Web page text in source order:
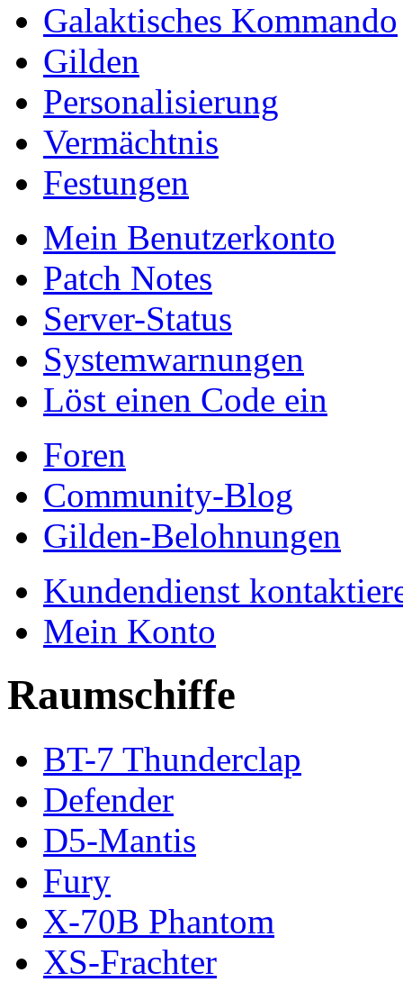
Galaktisches Kommando
Gilden
Personalisierung
Vermächtnis
Festungen
Mein Benutzerkonto
Patch Notes
Server-Status
Systemwarnungen
Löst einen Code ein
Foren
Community-Blog
Gilden-Belohnungen
Kundendienst
Mein Konto
Raumschiffe
BT-7 Thunderclap
Defender
D5-Mantis
Fury
X-70B Phantom
XS-Frachter